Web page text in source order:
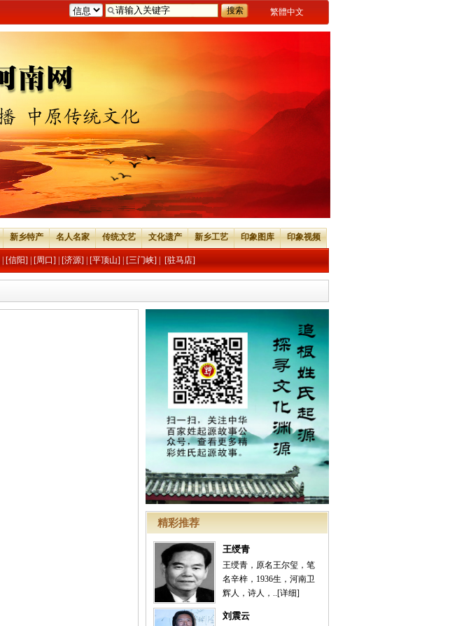
繁體中文
新乡特产 名人名家 传统文艺 文化遗产 新乡工艺 印象图库 印象视频
[信阳] [周口] [济源] [平顶山] [三门峡] [驻马店]
精彩推荐
王绶青
王绶青，原名王尔玺，笔
名辛梓，1936生，河南卫
辉人，诗人，..[详细]
刘震云